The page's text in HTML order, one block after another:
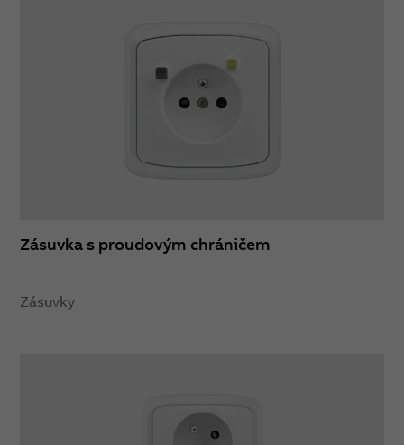
Zásuvka s proudovým chráničem
Zásuvky